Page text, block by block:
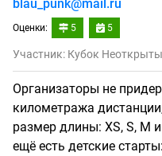
blau_punk@mail.ru
Оценки: 5 5
Участник: Кубок
Организаторы не
километража
размер длины: XS, S, M
ещё есть детские